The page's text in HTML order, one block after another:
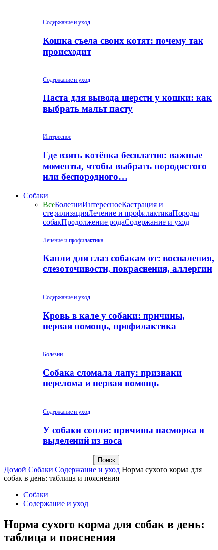
Содержание и уход
Кошка съела своих котят: почему так
происходит
Содержание и уход
Паста для вывода шерсти у кошки: как
выбрать мальт пасту
Интересное
Где взять котёнка бесплатно: важные
моменты, чтобы выбрать породистого
или беспородного…
Собаки
ВсеБолезниИнтересноеКастрация и
стерилизацияЛечение и профилактикаПороды
собакПродолжение родаСодержание и уход
Лечение и профилактика
Капли для глаз собакам от: воспаления,
слезоточивости, покраснения, аллергии
Содержание и уход
Кровь в кале у собаки: причины,
первая помощь, профилактика
Болезни
Собака сломала лапу: признаки
перелома и первая помощь
Содержание и уход
У собаки сопли: причины насморка и
выделений из носа
Домой Собаки Содержание и уход Норма сухого корма для
собак в день: таблица и пояснения
Собаки
Содержание и уход
Норма сухого корма для собак в день:
таблица и пояснения